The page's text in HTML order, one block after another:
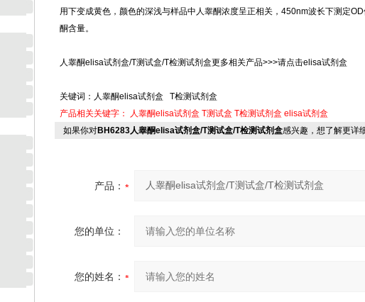
用下变成黄色，颜色的深浅与样品中人睾酮浓度呈正相关，450nm波长下测定
酮含量。
人睾酮elisa试剂盒/T测试盒/T检测试剂盒更多相关产品>>>请点击elisa试剂盒
关键词：人睾酮elisa试剂盒 T检测试剂盒
产品相关关键字：
人睾酮elisa试剂盒 T测试盒 T检测试剂盒 elisa试剂盒
如果你对BH6283人睾酮elisa试剂盒/T测试盒/T检测试剂盒感兴趣，想了解更详
产品：
您的单位：
您的姓名：